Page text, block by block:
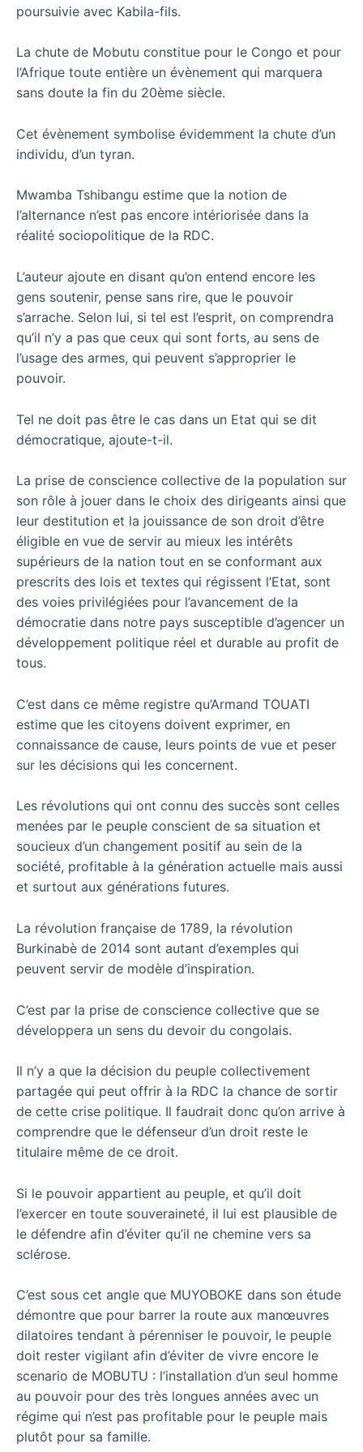
poursuivie avec Kabila-fils.
La chute de Mobutu constitue pour le Congo et pour
l’Afrique toute entière un évènement qui marquera
sans doute la fin du 20ème siècle.
Cet évènement symbolise évidemment la chute d’un
individu, d’un tyran.
Mwamba Tshibangu estime que la notion de
l’alternance n’est pas encore intériorisée dans la
réalité sociopolitique de la RDC.
L’auteur ajoute en disant qu’on entend encore les
gens soutenir, pense sans rire, que le pouvoir
s’arrache. Selon lui, si tel est l’esprit, on comprendra
qu’il n’y a pas que ceux qui sont forts, au sens de
l’usage des armes, qui peuvent s’approprier le
pouvoir.
Tel ne doit pas être le cas dans un Etat qui se dit
démocratique, ajoute-t-il.
La prise de conscience collective de la population sur
son rôle à jouer dans le choix des dirigeants ainsi que
leur destitution et la jouissance de son droit d’être
éligible en vue de servir au mieux les intérêts
supérieurs de la nation tout en se conformant aux
prescrits des lois et textes qui régissent l’Etat, sont
des voies privilégiées pour l’avancement de la
démocratie dans notre pays susceptible d’agencer un
développement politique réel et durable au profit de
tous.
C’est dans ce même registre qu’Armand TOUATI
estime que les citoyens doivent exprimer, en
connaissance de cause, leurs points de vue et peser
sur les décisions qui les concernent.
Les révolutions qui ont connu des succès sont celles
menées par le peuple conscient de sa situation et
soucieux d’un changement positif au sein de la
société, profitable à la génération actuelle mais aussi
et surtout aux générations futures.
La révolution française de 1789, la révolution
Burkinabè de 2014 sont autant d’exemples qui
peuvent servir de modèle d’inspiration.
C’est par la prise de conscience collective que se
développera un sens du devoir du congolais.
Il n’y a que la décision du peuple collectivement
partagée qui peut offrir à la RDC la chance de sortir
de cette crise politique. Il faudrait donc qu’on arrive à
comprendre que le défenseur d’un droit reste le
titulaire même de ce droit.
Si le pouvoir appartient au peuple, et qu’il doit
l’exercer en toute souveraineté, il lui est plausible de
le défendre afin d’éviter qu’il ne chemine vers sa
sclérose.
C’est sous cet angle que MUYOBOKE dans son étude
démontre que pour barrer la route aux manœuvres
dilatoires tendant à pérenniser le pouvoir, le peuple
doit rester vigilant afin d’éviter de vivre encore le
scenario de MOBUTU : l’installation d’un seul homme
au pouvoir pour des très longues années avec un
régime qui n’est pas profitable pour le peuple mais
plutôt pour sa famille.